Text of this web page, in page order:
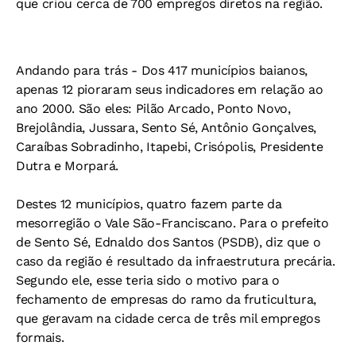
que criou cerca de 700 empregos diretos na região.
Andando para trás - Dos 417 municípios baianos,
apenas 12 pioraram seus indicadores em relação ao
ano 2000. São eles: Pilão Arcado, Ponto Novo,
Brejolândia, Jussara, Sento Sé, Antônio Gonçalves,
Caraíbas Sobradinho, Itapebi, Crisópolis, Presidente
Dutra e Morpará.
Destes 12 municípios, quatro fazem parte da
mesorregião o Vale São-Franciscano. Para o prefeito
de Sento Sé, Ednaldo dos Santos (PSDB), diz que o
caso da região é resultado da infraestrutura precária.
Segundo ele, esse teria sido o motivo para o
fechamento de empresas do ramo da fruticultura,
que geravam na cidade cerca de três mil empregos
formais.